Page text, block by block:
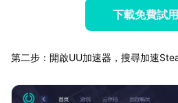
下載免費試
第二步：開啟UU加速器，搜尋加速